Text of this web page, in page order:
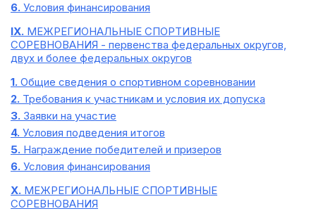
6. Условия финансирования
IX. МЕЖРЕГИОНАЛЬНЫЕ СПОРТИВНЫЕ
СОРЕВНОВАНИЯ - первенства федеральных округов,
двух и более федеральных округов
1. Общие сведения о спортивном соревновании
2. Требования к участникам и условия их допуска
3. Заявки на участие
4. Условия подведения итогов
5. Награждение победителей и призеров
6. Условия финансирования
X. МЕЖРЕГИОНАЛЬНЫЕ СПОРТИВНЫЕ
СОРЕВНОВАНИЯ